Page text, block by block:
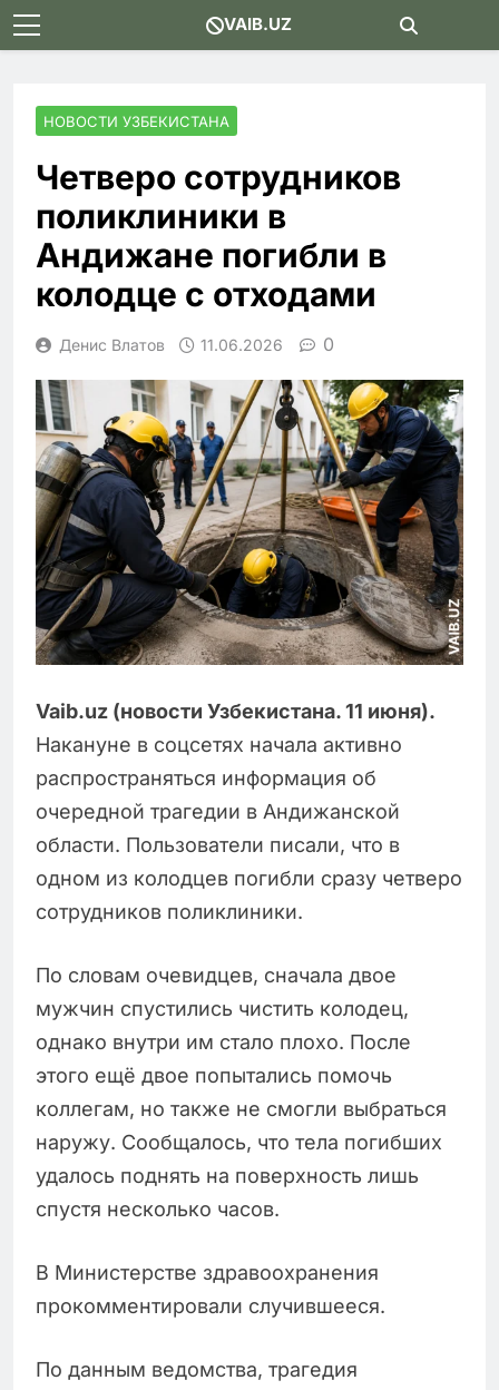
Skip
to
VAIB.UZ
НОВОСТИ УЗБЕКИСТАНА
Четверо сотрудников
поликлиники в
Андижане погибли в
колодце с отходами
Денис Влатов 11.06.2026 0
Vaib.uz (новости Узбекистана. 11 июня).
Накануне в соцсетях начала активно
распространяться информация об
очередной трагедии в Андижанской
области. Пользователи писали, что в
одном из колодцев погибли сразу четверо
сотрудников поликлиники.
По словам очевидцев, сначала двое
мужчин спустились чистить колодец,
однако внутри им стало плохо. После
этого ещё двое попытались помочь
коллегам, но также не смогли выбраться
наружу. Сообщалось, что тела погибших
удалось поднять на поверхность лишь
спустя несколько часов.
В Министерстве здравоохранения
прокомментировали случившееся.
По данным ведомства, трагедия